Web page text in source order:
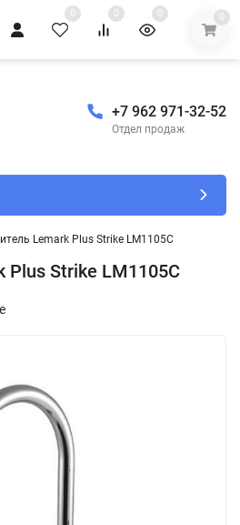
0 0 0 0
+7 962 971-32-52
Отдел продаж
Lemark Plus Strike LM1105C
Plus Strike LM1105C